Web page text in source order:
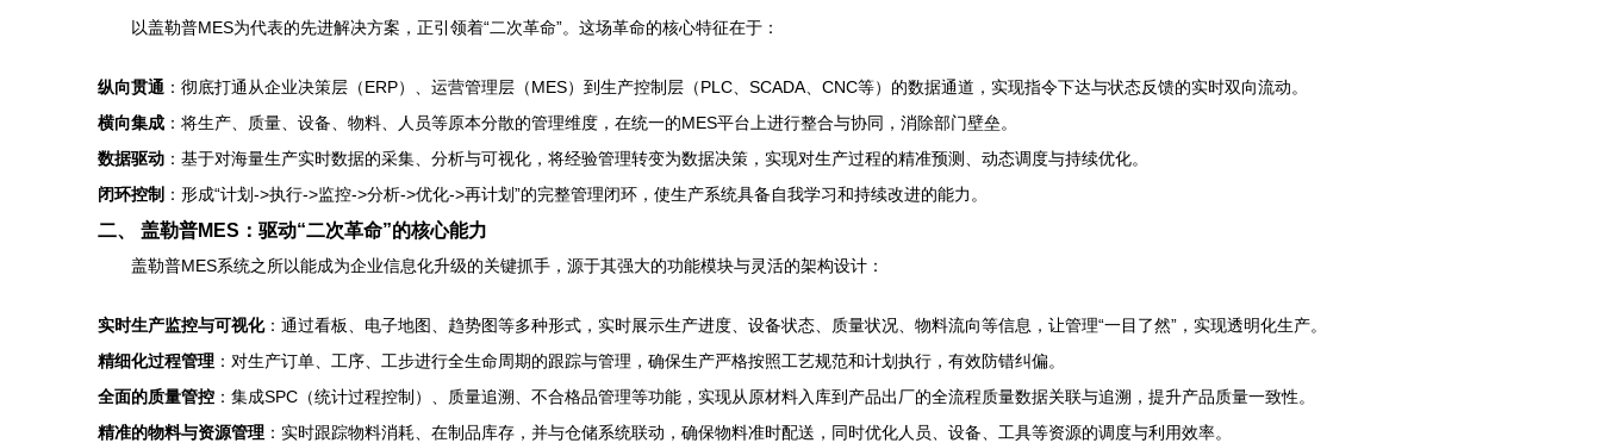
以盖勒普MES为代表的先进解决方案，正引领着“二次革命”。这场革命的核心特征在于：
纵向贯通 ：彻底打通从企业决策层（ERP）、运营管理层（MES）到生产控制层（PLC、SCADA、CNC等）的数据通道，实现指令下达与状态反馈的实时双向流动。
横向集成 ：将生产、质量、设备、物料、人员等原本分散的管理维度，在统一的MES平台上进行整合与协同，消除部门壁垒。
数据驱动 ：基于对海量生产实时数据的采集、分析与可视化，将经验管理转变为数据决策，实现对生产过程的精准预测、动态调度与持续优化。
闭环控制 ：形成“计划->执行->监控->分析->优化->再计划”的完整管理闭环，使生产系统具备自我学习和持续改进的能力。
二、 盖勒普MES：驱动“二次革命”的核心能力
盖勒普MES系统之所以能成为企业信息化升级的关键抓手，源于其强大的功能模块与灵活的架构设计：
实时生产监控与可视化：通过看板、电子地图、趋势图等多种形式，实时展示生产进度、设备状态、质量状况、物料流向等信息，让管理“一目了然”，实现透明化生产。
精细化过程管理 ：对生产订单、工序、工步进行全生命周期的跟踪与管理，确保生产严格按照工艺规范和计划执行，有效防错纠偏。
全面的质量管控 ：集成SPC（统计过程控制）、质量追溯、不合格品管理等功能，实现从原材料入库到产品出厂的全流程质量数据关联与追溯，提升产品质量一致性。
精准的物料与资源管理 ：实时跟踪物料消耗、在制品库存，并与仓储系统联动，确保物料准时配送，同时优化人员、设备、工具等资源的调度与利用效率。